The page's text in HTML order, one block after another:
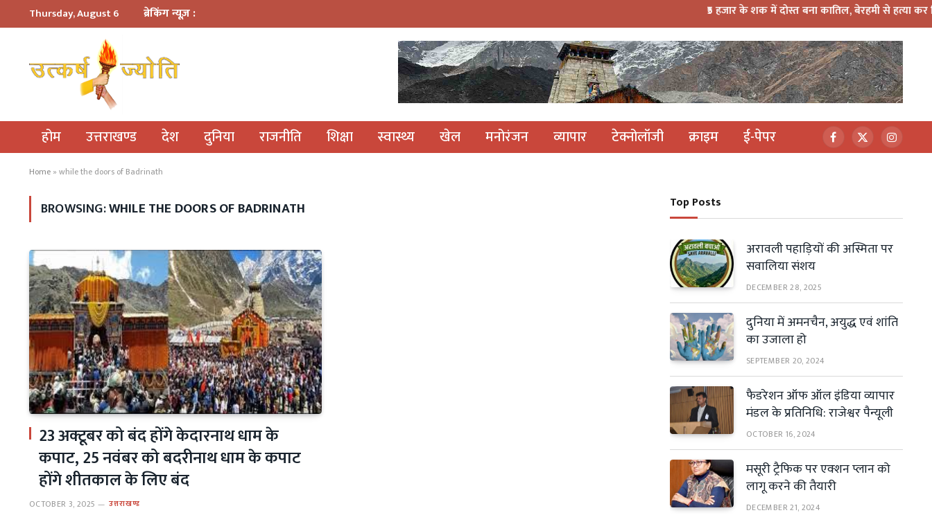
Thursday, August 6 ब्रेकिंग न्यूज़ : ₹5 हजार के शक में दोस्त बना कातिल, बेरहमी से हत्या कर
होम उत्तराखण्ड देश दुनिया राजनीति शिक्षा स्वास्थ्य खेल मनोरंजन व्यापार टेक्नोलॉजी क्राइम ई-पेपर Facebook
X
(Twitter)
Home » while the doors of Badrinath
BROWSING:WHILE THE DOORS OF BADRINATH
23 अक्टूबर को बंद होंगे केदारनाथ धाम के
कपाट, 25 नवंबर को बदरीनाथ धाम के कपाट
होंगे शीतकाल के लिए बंद
OCTOBER 3, 2025 उत्तराखण्ड
Top Posts
अरावली पहाड़ियों की अस्मिता पर
सवालिया संशय
DECEMBER 28, 2025
दुनिया में अमनचैन, अयुद्ध एवं शांति
का उजाला हो
SEPTEMBER 20, 2024
फैडरेशन ऑफ ऑल इंडिया व्यापार
मंडल के प्रतिनिधि: राजेश्वर पैन्यूली
OCTOBER 16, 2024
मसूरी ट्रैफिक पर एक्शन प्लान को
लागू करने की तैयारी
DECEMBER 21, 2024